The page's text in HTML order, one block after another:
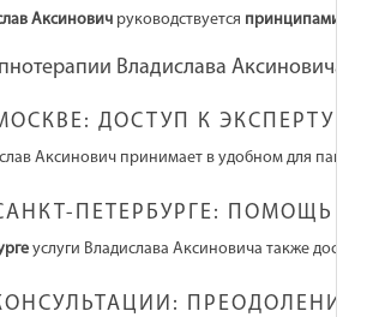
Аксинович руководствуется принципами
Владислава Аксиновича в
ДОСТУП К ЭКСПЕРТУ В
Аксинович принимает в удобном для
ПЕТЕРБУРГЕ: ПОМОЩЬ В
услуги Владислава Аксиновича также
ПРЕОДОЛЕНИЕ